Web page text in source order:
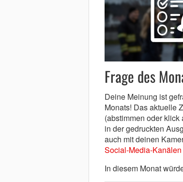
Frage des
Deine Meinung ist
Monats! Das aktuelle
(abstimmen oder klick
in der gedruckten
auch mit deinen
Social-Media-Kanälen
In diesem Monat